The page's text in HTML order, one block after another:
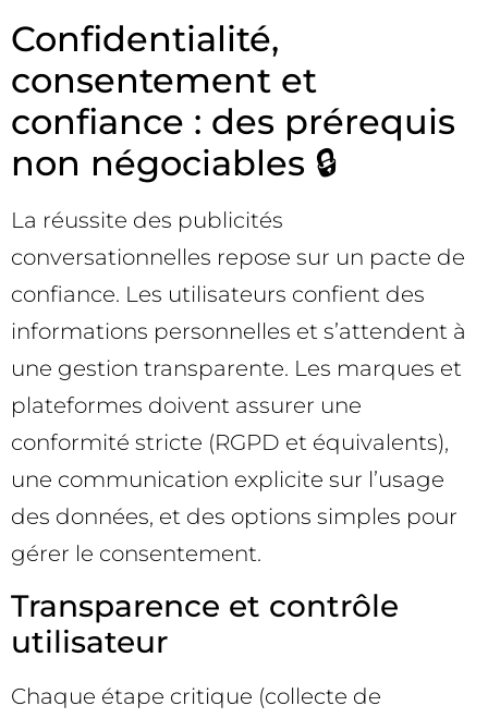
Confidentialité,
consentement et
confiance : des prérequis
non négociables 🔒
La réussite des publicités
conversationnelles repose sur un pacte de
confiance. Les utilisateurs confient des
informations personnelles et s’attendent à
une gestion transparente. Les marques et
plateformes doivent assurer une
conformité stricte (RGPD et équivalents),
une communication explicite sur l’usage
des données, et des options simples pour
gérer le consentement.
Transparence et contrôle
utilisateur
Chaque étape critique (collecte de